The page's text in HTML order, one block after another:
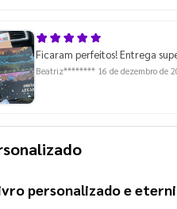
Ficaram perfeitos! Entrega
Beatriz******** 16 de dezembro de
personalizado e